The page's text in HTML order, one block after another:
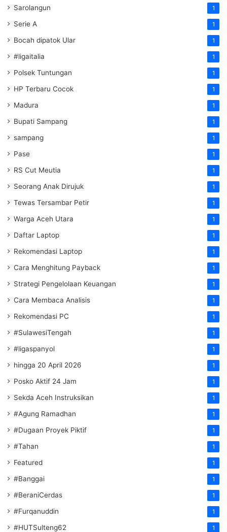
Sarolangun 1
Serie A 1
Bocah dipatok Ular 1
#ligaitalia 1
Polsek Tuntungan 1
HP Terbaru Cocok 1
Madura 1
Bupati Sampang 1
sampang 1
Pase 1
RS Cut Meutia 1
Seorang Anak Dirujuk 1
Tewas Tersambar Petir 1
Warga Aceh Utara 1
Daftar Laptop 1
Rekomendasi Laptop 1
Cara Menghitung Payback 1
Strategi Pengelolaan Keuangan 1
Cara Membaca Analisis 1
Rekomendasi PC 1
#SulawesiTengah 1
#ligaspanyol 1
hingga 20 April 2026 1
Posko Aktif 24 Jam 1
Sekda Aceh Instruksikan 1
#Agung Ramadhan 1
#Dugaan Proyek Piktif 1
#Tahan 1
Featured 1
#Banggai 1
#BeraniCerdas 1
#Furqanuddin 1
#HUTSulteng62 1